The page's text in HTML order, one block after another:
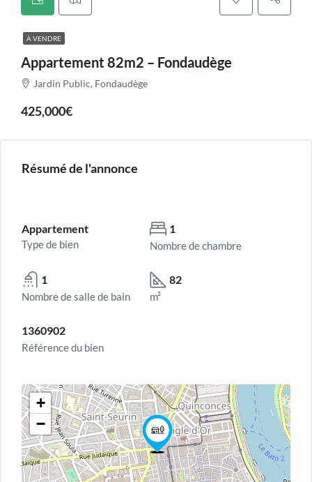
À VENDRE
Appartement 82m2 – Fondaudège
Jardin Public, Fondaudège
425,000€
Résumé de l'annonce
Appartement
Type de bien
1
Nombre de chambre
1
Nombre de salle de bain
82
m²
1360902
Référence du bien
+
−